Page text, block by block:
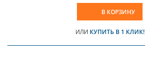
В КОРЗИНУ
ИЛИ КУПИТЬ В 1 КЛИК!